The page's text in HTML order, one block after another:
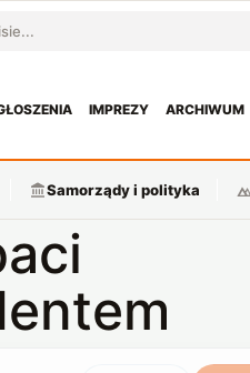
IMPREZY ARCHIWUM
Samorządy i polityka